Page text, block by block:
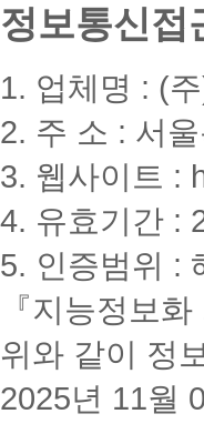
정보통신접
1. 업체명 : (
2. 주 소 : 서
3. 웹사이트 :
4. 유효기간 :
5. 인증범위 :
『지능정보
위와 같이 정
2025년 11월